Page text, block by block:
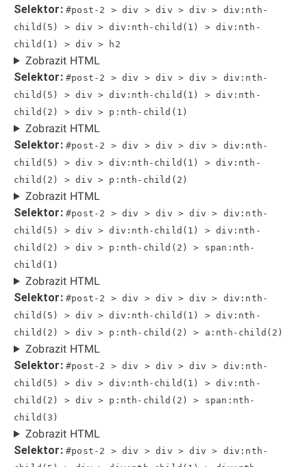
Selektor: #post-2 > div > div > div > div:nth-
child(5) > div > div:nth-child(1) > div:nth-
child(1) > div > h2
Zobrazit HTML
Selektor: #post-2 > div > div > div > div:nth-
child(5) > div > div:nth-child(1) > div:nth-
child(2) > div > p:nth-child(1)
Zobrazit HTML
Selektor: #post-2 > div > div > div > div:nth-
child(5) > div > div:nth-child(1) > div:nth-
child(2) > div > p:nth-child(2)
Zobrazit HTML
Selektor: #post-2 > div > div > div > div:nth-
child(5) > div > div:nth-child(1) > div:nth-
child(2) > div > p:nth-child(2) > span:nth-
child(1)
Zobrazit HTML
Selektor: #post-2 > div > div > div > div:nth-
child(5) > div > div:nth-child(1) > div:nth-
child(2) > div > p:nth-child(2) > a:nth-child(2)
Zobrazit HTML
Selektor: #post-2 > div > div > div > div:nth-
child(5) > div > div:nth-child(1) > div:nth-
child(2) > div > p:nth-child(2) > span:nth-
child(3)
Zobrazit HTML
Selektor: #post-2 > div > div > div > div:nth-